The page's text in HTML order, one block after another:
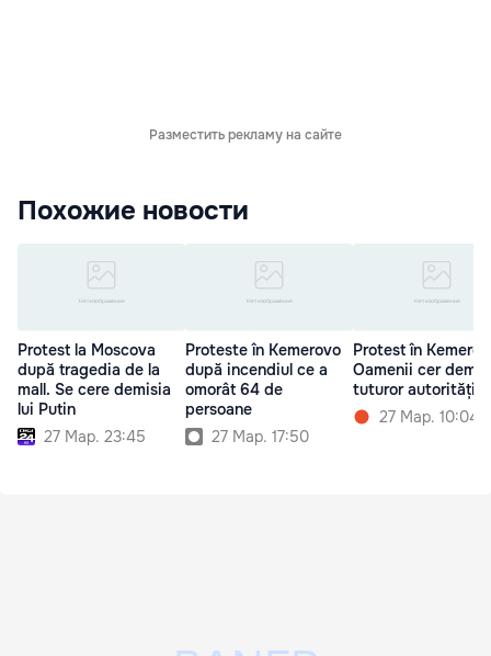
Разместить рекламу на сайте
Похожие новости
Protest la Moscova
după tragedia de la
mall. Se cere demisia
lui Putin
27 Мар. 23:45
Proteste în Kemerovo
după incendiul ce a
omorât 64 de
persoane
27 Мар. 17:50
Protest în
Oamenii cer
tuturor
27 Мар. 10:04